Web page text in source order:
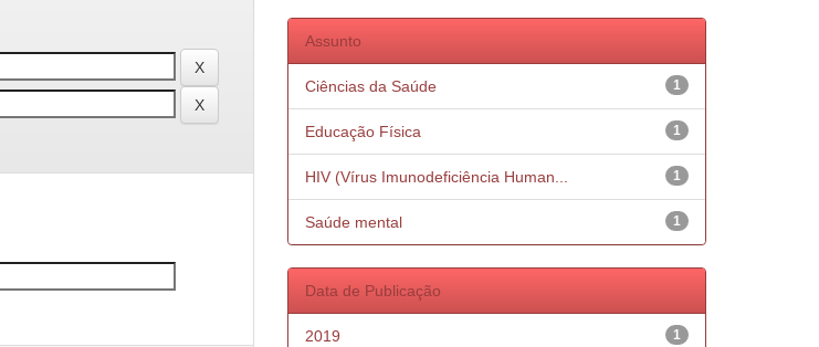
Assunto
1
Ciências da Saúde
1
Educação Física
1
HIV (Vírus Imunodeficiência Human...
1
Saúde mental
Data de Publicação
1
2019